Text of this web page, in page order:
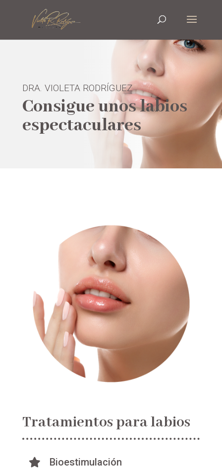
DRA. VIOLETA RODRÍGUEZ
Consigue unos labios
espectaculares
Tratamientos para labios
 Bioestimulación